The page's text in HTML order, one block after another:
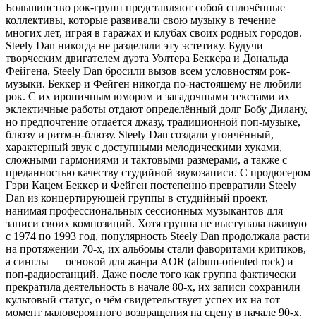
Большинство рок-групп представляют собой сплочённые
коллективы, которые развивали свою музыку в течение
многих лет, играя в гаражах и клубах своих родных городов.
Steely Dan никогда не разделяли эту эстетику. Будучи
творческим двигателем дуэта Уолтера Беккера и Дональда
Фейгена, Steely Dan бросили вызов всем условностям рок-
музыки. Беккер и Фейген никогда по-настоящему не любили
рок. С их ироничным юмором и загадочными текстами их
эклектичные работы отдают определённый долг Бобу Дилану,
но предпочтение отдаётся джазу, традиционной поп-музыке,
блюзу и ритм-н-блюзу. Steely Dan создали утончённый,
характерный звук с доступными мелодическими хуками,
сложными гармониями и тактовыми размерами, а также с
преданностью качеству студийной звукозаписи. С продюсером
Гэри Кацем Беккер и Фейген постепенно превратили Steely
Dan из концертирующей группы в студийный проект,
нанимая профессиональных сессионных музыкантов для
записи своих композиций. Хотя группа не выступала вживую
с 1974 по 1993 год, популярность Steely Dan продолжала расти
на протяжении 70-х, их альбомы стали фаворитами критиков,
а синглы — основой для жанра AOR (album-oriented rock) и
поп-радиостанций. Даже после того как группа фактически
прекратила деятельность в начале 80-х, их записи сохранили
культовый статус, о чём свидетельствует успех их на тот
момент маловероятного возвращения на сцену в начале 90-х.